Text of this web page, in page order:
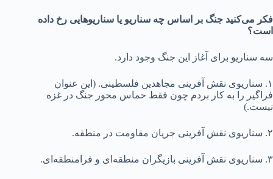
فکر می‌کنید جنگ بر اساس چه سناریو یا سناریوهایی رخ داده
است؟
سه سناریو برای آغاز این جنگ وجود دارد.
۱. سناریوی نقش آفرینی مجاهدین فلسطینی. (این عنوان
فراگیر را به کار بردم چون فقط حماس محور جنگ در غزه
نیست.)
۲. سناریوی نقش آفرینی جریان مقاومت در منطقه.
۳. سناریوی نقش آفرینی بازیگران منطقه‌ای و فرامنطقه‌ای.